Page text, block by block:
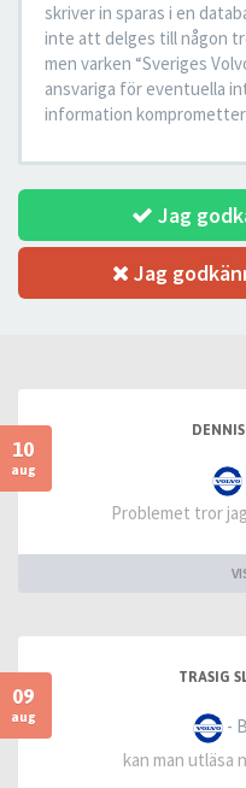
skriver in sparas i en
inte att delges till någon
men varken “Sveriges
ansvariga för eventuella
information
Jag
Jag
10
aug
Problemet tror
09
aug
TRASIG
-
kan man utläsa